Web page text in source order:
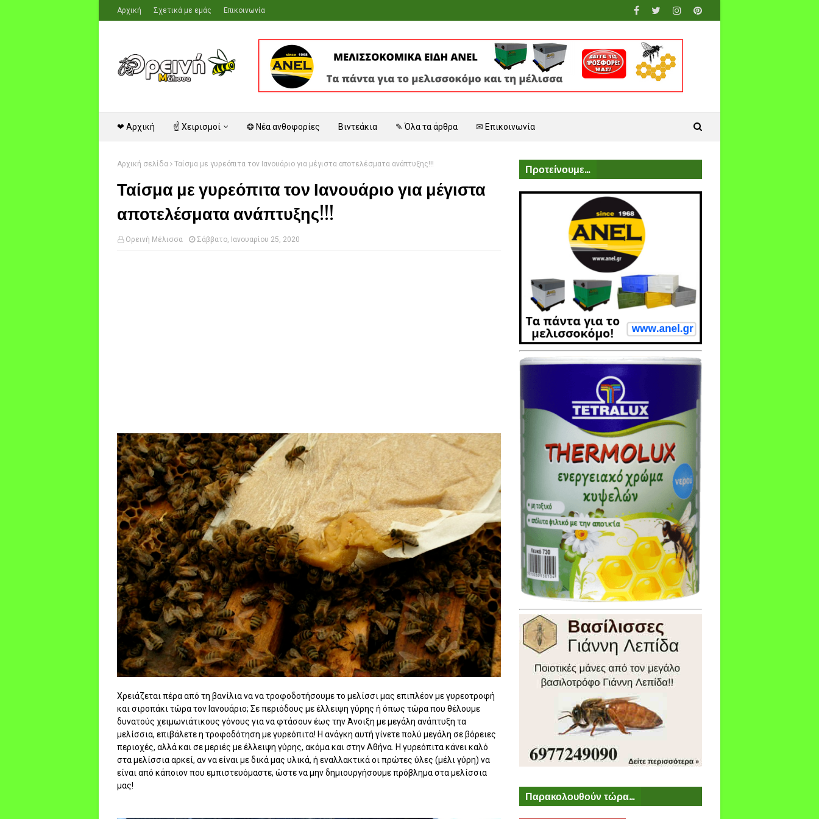
Αρχική Σχετικά με εμάς Επικοινωνία
❤ Αρχική ☝ Χειρισμοί ❂ Νέα ανθοφορίες Βιντεάκια ✎ Όλα τα άρθρα ✉ Επικοινωνία
Αρχική σελίδα Ταίσμα με γυρεόπιτα τον Ιανουάριο για μέγιστα αποτελέσματα ανάπτυξης!!!
Ταίσμα με γυρεόπιτα τον Ιανουάριο για μέγιστα
αποτελέσματα ανάπτυξης!!!
Ορεινή Μέλισσα Σάββατο, Ιανουαρίου 25, 2020
Χρειάζεται πέρα από τη βανίλια να να τροφοδοτήσουμε το μελίσσι μας επιπλέον με γυρεοτροφή
και σιροπάκι τώρα τον Ιανουάριο; Σε περιόδους με έλλειψη γύρης ή όπως τώρα που θέλουμε
δυνατούς χειμωνιάτικους γόνους για να φτάσουν έως την Άνοιξη με μεγάλη ανάπτυξη τα
μελίσσια, επιβάλετε η τροφοδότηση με γυρεόπιτα! Η ανάγκη αυτή γίνετε πολύ μεγάλη σε βόρειες
περιοχές, αλλά και σε μεριές με έλλειψη γύρης, ακόμα και στην Αθήνα. Η γυρεόπιτα κάνει καλό
στα μελίσσια αρκεί, αν να είναι με δικά μας υλικά, ή εναλλακτικά οι πρώτες ύλες (μέλι γύρη) να
είναι από κάποιον που εμπιστευόμαστε, ώστε να μην δημιουργήσουμε πρόβλημα στα μελίσσια
μας!
Προτείνουμε...
Παρακολουθούν τώρα...